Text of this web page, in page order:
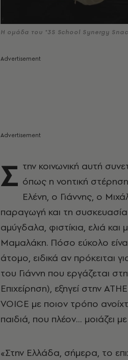
H oμάδα του "3S School Synergy
Σ την κοινωνική αυτή
όπως η νοητική
Ελένη, ο Γιάννης, ο
παραγωγή και τη
αμύγδαλα, φιστίκια, ελιά
Μαμαλάκη. Πόσο εύκολο
άτομο, ειδικά αν πρόκειται
του Γιάννη που εργάζεται
Επιχείρηση), εξηγεί στην
VOICE με ποιον τρόπο
παιδιά, που πλέον… μοιάζει
«Στην Ελλάδα, σήμερα, το